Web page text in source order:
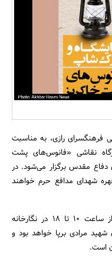
بانک، بیمه و سرمایه
مسکن و ساختمان
فرهنگسرای رازی، به مناسبت
نقاشی «فانوس‌های پشت
دفاع مقدس برگزار می‌شود. در
شهدای مدافع حرم خواهند
«فانوس‌های پشت خاکریز» چهارم مهرماه از ساعت 10 تا 18 در نگارخانه
شهید مرادی برپا خواهد بود و
است.